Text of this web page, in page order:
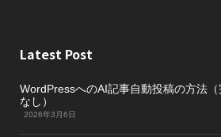
Latest Post
WordPressへのAI記事自動投稿の方法
なし）
2026年3月6日